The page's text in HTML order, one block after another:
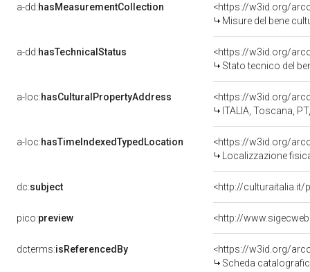
a-dd:hasMeasurementCollection
<https://w3id.org/
Misure del bene
a-dd:hasTechnicalStatus
<https://w3id.org/
Stato tecnico del
a-loc:hasCulturalPropertyAddress
<https://w3id.org/
ITALIA, Toscana,
a-loc:hasTimeIndexedTypedLocation
<https://w3id.org/
Localizzazione
dc:subject <http://culturaitalia.it/
pico:preview <http://
dcterms:isReferencedBy
<https://w3id.org/
Scheda